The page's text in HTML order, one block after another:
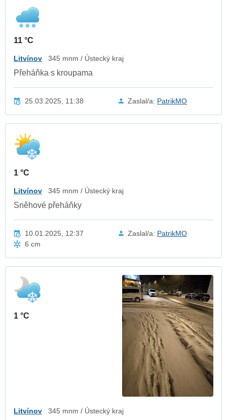
11 °C
Litvínov 345 mnm / Ústecký kraj
Přeháňka s kroupama
25.03.2025, 11:38 Zaslal/a: PatrikMO
1 °C
Litvínov 345 mnm / Ústecký kraj
Sněhové přeháňky
10.01.2025, 12:37 Zaslal/a: PatrikMO
6 cm
1 °C
Litvínov 345 mnm / Ústecký kraj